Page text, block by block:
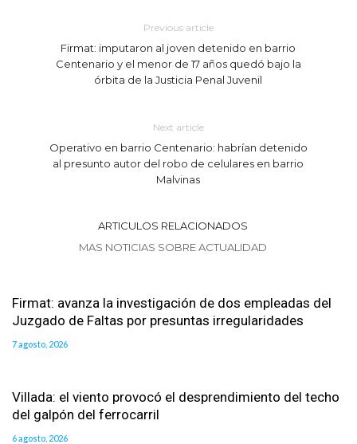
Previous article
Firmat: imputaron al joven detenido en barrio
Centenario y el menor de 17 años quedó bajo la
órbita de la Justicia Penal Juvenil
Next article
Operativo en barrio Centenario: habrían detenido
al presunto autor del robo de celulares en barrio
Malvinas
ARTICULOS RELACIONADOS
MAS NOTICIAS SOBRE ACTUALIDAD
Firmat: avanza la investigación de dos empleadas del
Juzgado de Faltas por presuntas irregularidades
7 agosto, 2026
Villada: el viento provocó el desprendimiento del techo
del galpón del ferrocarril
6 agosto, 2026